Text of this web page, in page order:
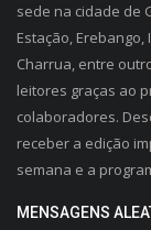
sede na cidade de
Estação,
Charrua, entre
leitores graças ao
colaboradores.
receber a edição
semana e a
MENSAGENS